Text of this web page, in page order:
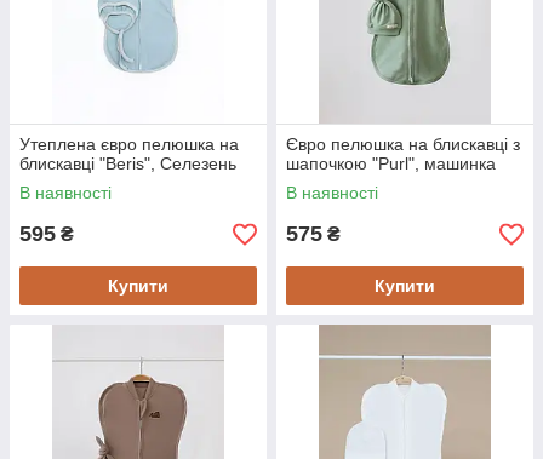
Утеплена євро пелюшка на
блискавці "Beris", Селезень
В наявності
595 ₴
Купити
Євро пелюшка на блискавці з
шапочкою "Purl", машинка
В наявності
575 ₴
Купити